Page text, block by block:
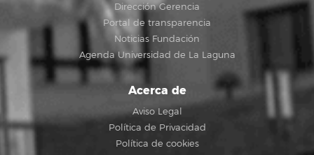
Dirección Gerencia
Portal de transparencia
Noticias Fundación
Agenda Universidad de La Laguna
Acerca de
Aviso Legal
Política de Privacidad
Política de cookies